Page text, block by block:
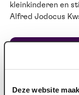
Deze website
kleinkinderen en
Alfred Jodocus